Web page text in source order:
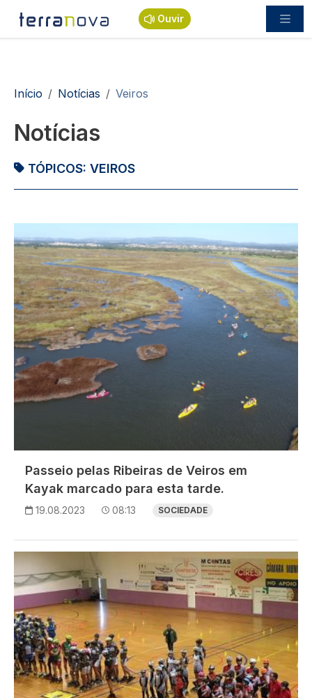
Passar para o conteúdo principal
Ouvir
Navegação estrutural
Início Notícias Veiros
Notícias
TÓPICOS: VEIROS
Passeio pelas Ribeiras de Veiros em
Kayak marcado para esta tarde.
19.08.2023 08:13 SOCIEDADE
Imagem